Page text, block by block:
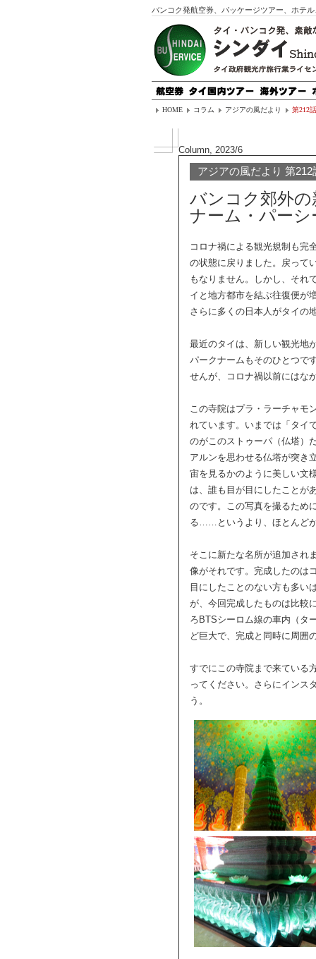
バンコク発航空券、パッケージツアー、ホテ
HOME コラム アジアの風だより 第212
Column, 2023/6
アジアの風だより 第212
バンコク郊外
ナーム・パー
コロナ禍による観光規制も完
の状態に戻りました。戻って
もなりません。しかし、それ
イと地方都市を結ぶ往復便が
さらに多くの日本人がタイの
最近のタイは、新しい観光地
パークナームもそのひとつで
せんが、コロナ禍以前にはな
この寺院はプラ・ラーチャモ
れています。いまでは「タイ
のがこのストゥーパ（仏塔）
アルンを思わせる仏塔が突き
宙を見るかのように美しい文
は、誰も目が目にしたことが
のです。この写真を撮るため
る……というより、ほとんど
そこに新たな名所が追加され
像がそれです。完成したのは
目にしたことのない方も多い
が、今回完成したものは比較
ろBTSシーロム線の車内（タ
ど巨大で、完成と同時に周囲
すでにこの寺院まで来ている
ってください。さらにインス
う。